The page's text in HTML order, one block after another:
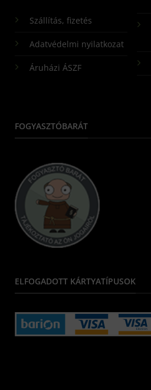
Szállítás, fizetés
Adatvédelmi nyilatkozat
Áruházi ÁSZF
FOGYASZTÓBARÁT
ELFOGADOTT KÁRTYATÍPUSOK